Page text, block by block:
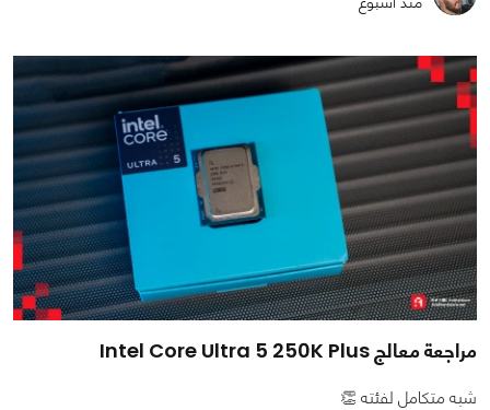
مراجعة معالج Intel Core Ultra 5 250K Plus
شبه متكامل لفئته 👏